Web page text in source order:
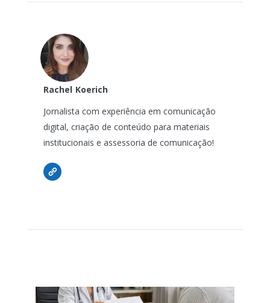
Rachel Koerich
Jornalista com experiência em comunicação
digital, criação de conteúdo para materiais
institucionais e assessoria de comunicação!